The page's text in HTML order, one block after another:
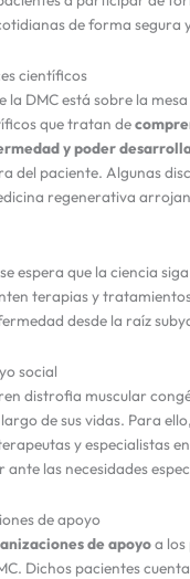
de forma segura
científicos
la DMC está sobre la
que tratan de
y poder
del paciente. Algunas
regenerativa
espera que la ciencia
terapias y
desde la raíz
social
distrofia muscular
de sus vidas. Para
y especialistas
las necesidades
de apoyo
de apoyoa los
Dichos pacientes